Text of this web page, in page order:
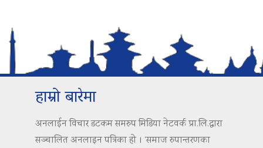
हाम्रो बारेमा
अनलाईन विचार डटकम समरुप मिडिया नेटवर्क प्रा.लि.द्वारा
सञ्चालित अनलाइन पत्रिका हो । ‘समाज रुपान्तरणका